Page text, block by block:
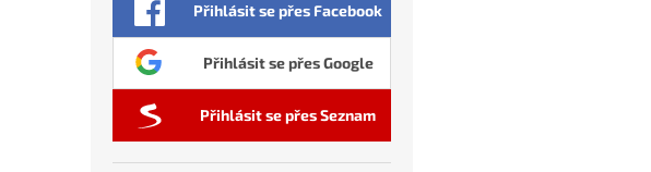
Přihlásit se přes Facebook
Přihlásit se přes Google
Přihlásit se přes Seznam